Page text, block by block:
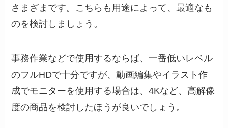
さまざまです。こちらも用途によって、最適なも
のを検討しましょう。
事務作業などで使用するならば、一番低いレベル
のフルHDで十分ですが、動画編集やイラスト作
成でモニターを使用する場合は、4Kなど、高解像
度の商品を検討したほうが良いでしょう。